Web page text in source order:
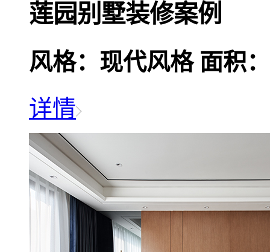
莲园别墅装修案例
风格：现代风格 面积
详情